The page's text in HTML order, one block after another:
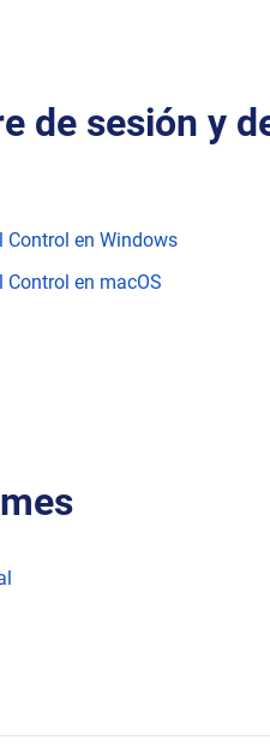
de sesión y
Control en Windows
en macOS